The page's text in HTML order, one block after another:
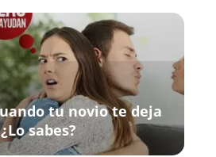
tu novio te deja
¿Lo sabes?